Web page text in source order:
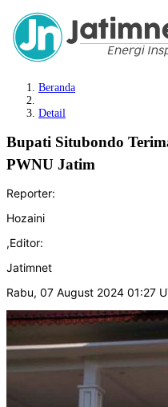
Beranda
Detail
Bupati Situbondo
PWNU Jatim
Reporter:
Hozaini
,Editor:
Jatimnet
Rabu, 07 August 2024 01:27